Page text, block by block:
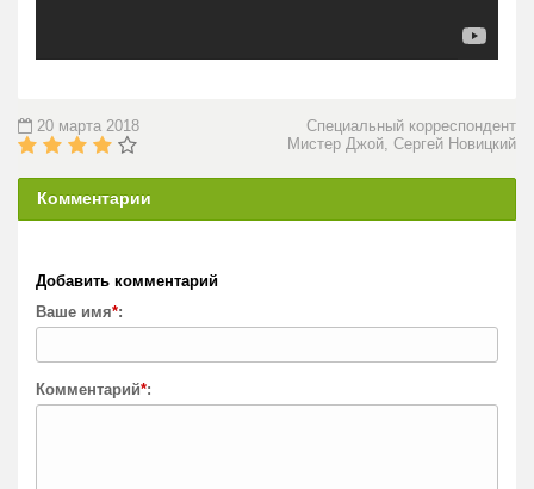
Специальный корреспондент
Мистер Джой, Сергей Новицкий
20 марта 2018
Комментарии
Добавить комментарий
Ваше имя*:
Комментарий*: